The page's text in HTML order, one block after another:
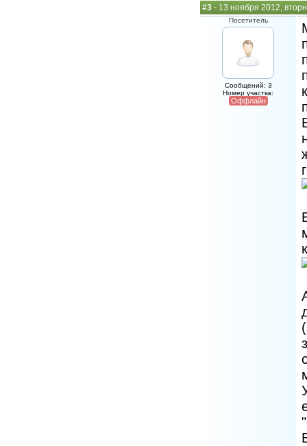
#3 - 13 ноября 2012,
Посетитель
Сообщений: 3
Номер участка:
Оффлайн